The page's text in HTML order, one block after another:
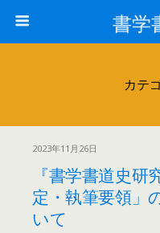
書学
カテ
2023年11月26日
『書学書道史研
定・執筆要領」
いて